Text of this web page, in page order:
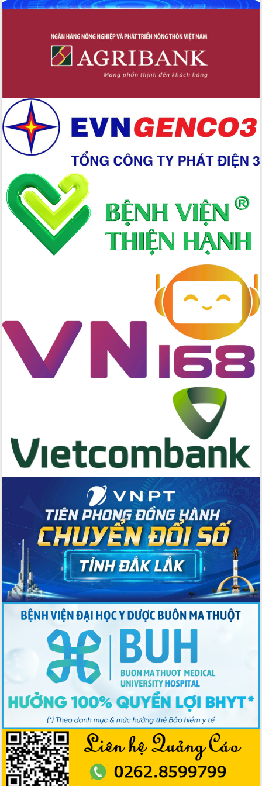
Định vị cà phê Việt Nam như một “di
Xây dựng nông thôn mới: Nâng cao đời
sống người dân từ những mô hình thiết
Quyết liệt tháo gỡ vướng mắc, đẩy
trong Khu kinh tế Nam Phú Yên
Hòn Yến phát triển du lịch gắn với bảo
tồn biển
Lấy ý kiến điều chỉnh Quy hoạch tỉnh
Đắk Lắk thời kỳ 2021-2030, tầm nhìn
Phát động chiến dịch 30 ngày đêm
giải phóng mặt bằng Tuyến đường bộ
ven biển
Đắk Lắk nỗ lực thúc đẩy tăng trưởng
kinh tế từ 10% trở lên trong Quý
Đắk Lắk ký kết thỏa thuận hợp tác về
cho trạm y tế cấp xã
Du lịch Đắk Lắk nâng tầm trải nghiệm
du khách thông qua Hệ thống cơ sở dữ
liệu và Bản đồ số
Tập huấn ứng dụng trí tuệ nhân tạo (AI)
Quyết liệt cải cách hành chính, khơi
thông nguồn lực phát triển
Nâng cao hiệu lực, hiệu quả HĐND
tỉnh thông qua hiện đại hóa hành chính
Xã Ea Phê gắn cải cách hành chính với
chuyển đổi số
Phó Chủ tịch Thường trực UBND tỉnh
Hồ Thị Nguyên Thảo làm việc tại Trung
tâm Phục vụ hành chính công xã Ea
Phê
Xây dựng nền hành chính số đồng
hành cùng nông dân dân, doanh nghiệp
Giai đoạn 2026-2030, Đắk Lắk phấn
đấu có 77% xã đạt chuẩn nông thôn
mới
Chuyển đổi số 'mở đường' cho nông
nghiệp Đắk Lắk tăng trưởng bứt phá
Triển khai đồng bộ đo đạc, lập hồ sơ
địa chính, hoàn thiện cơ sở dữ liệu đất
Ứng dụng sinh trắc học - Bước tiến
trong hành trình chuyển đổi số tại Đắk
Đắk Lắk nâng cao hiệu quả công tác
Đảng từ Sổ tay đảng viên điện tử
Đắk Lắk đẩy mạnh nuôi biển công
nghệ, hướng tới phát triển thủy sản